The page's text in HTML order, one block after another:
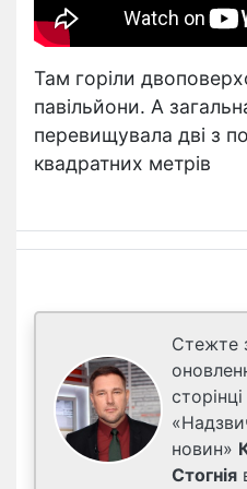
Там горіли
павільйони. А
перевищувала дві з
квадратних метрів
Стежте
новин»
Стогнія